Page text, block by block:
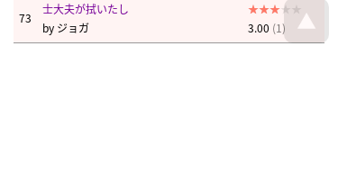
73
士大夫が拭いたし
by ジョガ 3.00 (1)